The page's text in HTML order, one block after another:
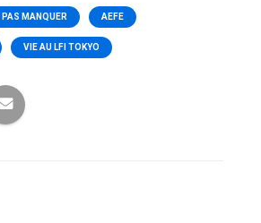
PAS MANQUER AEFE
VIE AU LFI TOKYO